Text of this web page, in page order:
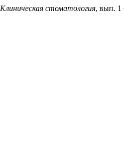
Клиническая стоматология, вып. 1